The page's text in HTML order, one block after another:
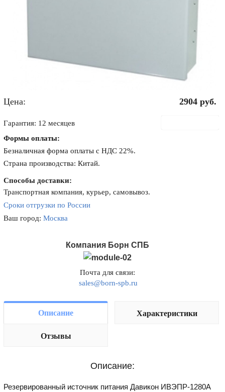
Цена: 2904 руб.
Гарантия: 12 месяцев
Формы оплаты:
Безналичная форма оплаты с НДС 22%.
Страна производства: Китай.
Способы доставки:
Транспортная компания, курьер, самовывоз.
Сроки отгрузки по России
Ваш город:Москва
Компания Борн СПБ
Почта для связи:
sales@born-spb.ru
Описание Характеристики
Отзывы
Описание:
Резервированный источник питания Давикон ИВЭПР-1280А